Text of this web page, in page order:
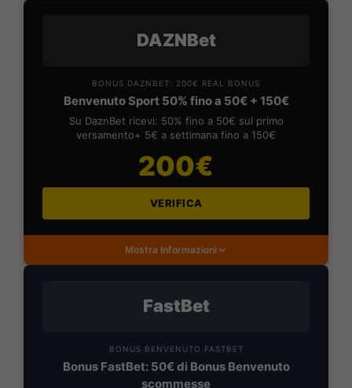
DAZNBet
BONUS DAZNBET: 200€ REAL BONUS
Benvenuto Sport 50% fino a 50€ + 150€
Su DaznBet ricevi: 50% fino a 50€ sul primo
versamento+ 5€ a settimana fino a 150€
200€
VERIFICA
Mostra Informazioni
FastBet
BONUS BENVENUTO FASTBET
Bonus FastBet: 50€ di Bonus Benvenuto
scommesse